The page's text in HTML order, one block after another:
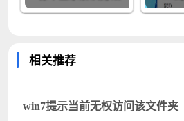
相关推荐
win7提示当前无权访问该文件夹